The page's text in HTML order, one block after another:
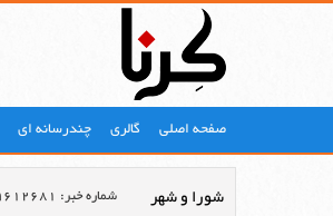
صفحه اصلی گالری چندرسانه ای
شورا و شهر شماره خبر: 9612681